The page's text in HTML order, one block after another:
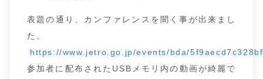
表題の通り、カンファレンスを聞く事が出来まし
た。
https://www.jetro.go.jp/events/bda/
参加者に配布されたUSBメモリ内の動画が綺麗で